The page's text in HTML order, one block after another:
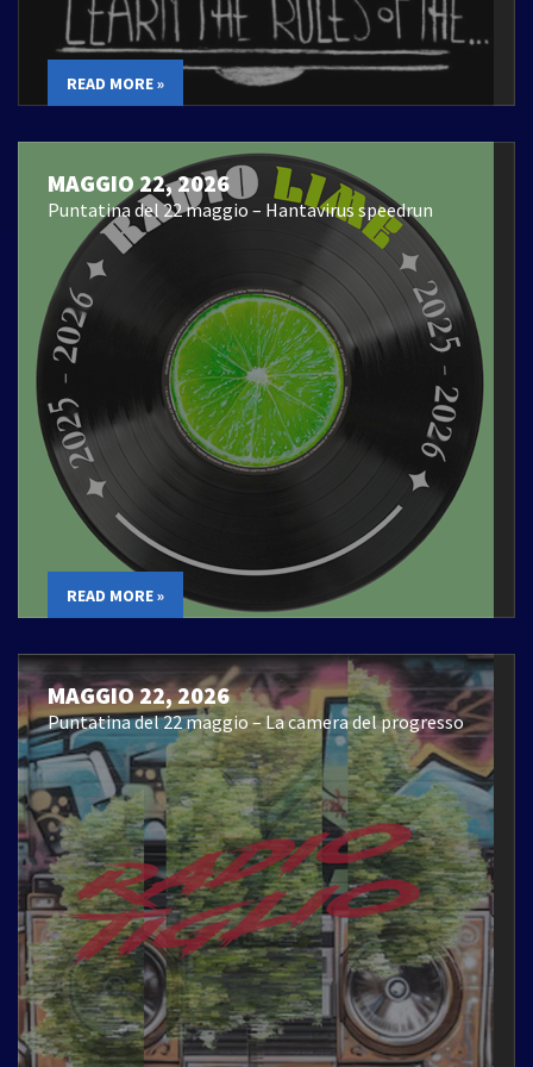
READ MORE »
MAGGIO 22, 2026
Puntatina del 22 maggio – Hantavirus speedrun
READ MORE »
MAGGIO 22, 2026
Puntatina del 22 maggio – La camera del progresso